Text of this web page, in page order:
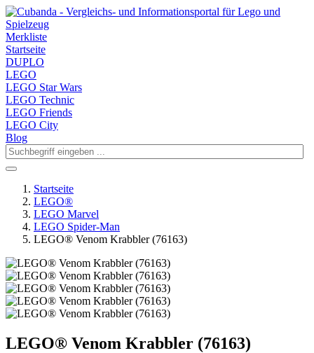
Merkliste
Startseite
DUPLO
LEGO
LEGO Star Wars
LEGO Technic
LEGO Friends
LEGO City
Blog
Startseite
LEGO®
LEGO Marvel
LEGO Spider-Man
LEGO® Venom Krabbler (76163)
LEGO® Venom Krabbler (76163)